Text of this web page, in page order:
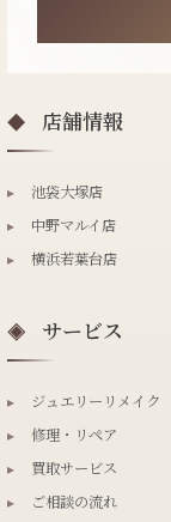
◆ 店舗情報
▸
池袋大塚店
▸
中野マルイ店
▸
横浜若葉台店
◈ サービス
▸
ジュエリーリメイク
▸
修理・リペア
▸
買取サービス
▸
ご相談の流れ